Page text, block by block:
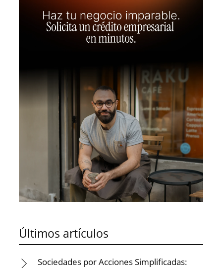
Últimos artículos
Sociedades por Acciones Simplificadas: